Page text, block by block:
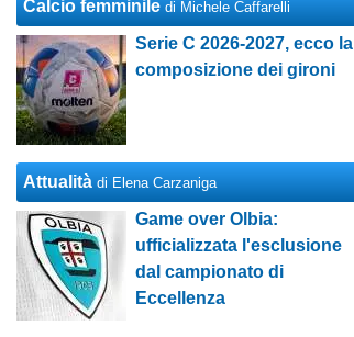
Calcio femminile di Michele Caffarelli
Serie C 2026-2027, ecco la
composizione dei gironi
Attualità di Elena Carzaniga
Game over Olbia:
ufficializzata l'esclusione
dal campionato di
Eccellenza